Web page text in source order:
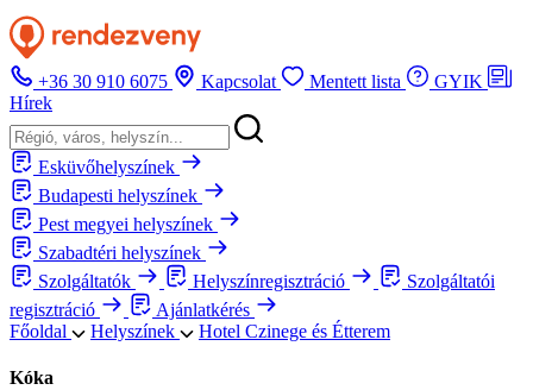
+36 30 910 6075 Kapcsolat Mentett lista
GYIK
Hírek
Esküvőhelyszínek
Budapesti helyszínek
Pest megyei helyszínek
Szabadtéri helyszínek
Szolgáltatók
Helyszínregisztráció
Szolgáltatói
regisztráció
Ajánlatkérés
Főoldal
Helyszínek Hotel Czinege és Étterem
Kóka